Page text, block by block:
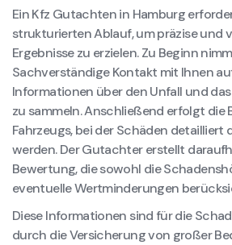
Ein Kfz Gutachten in Hamburg
strukturierten Ablauf, um präzise und
Ergebnisse zu erzielen. Zu Beginn
Sachverständige Kontakt mit Ihnen
Informationen über den Unfall und
zu sammeln. Anschließend erfolgt die
Fahrzeugs, bei der Schäden detailliert
werden. Der Gutachter erstellt
Bewertung, die sowohl die
eventuelle Wertminderungen
Diese Informationen sind für die
durch die Versicherung von großer